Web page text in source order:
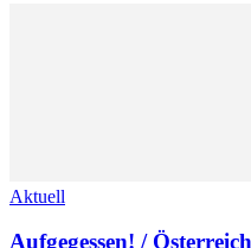
Aktuell
Aufgegessen! /